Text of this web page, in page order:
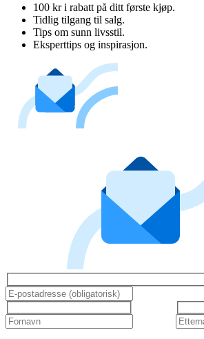
100 kr i rabatt på ditt første kjøp.
Tidlig tilgang til salg.
Tips om sunn livsstil.
Eksperttips og inspirasjon.